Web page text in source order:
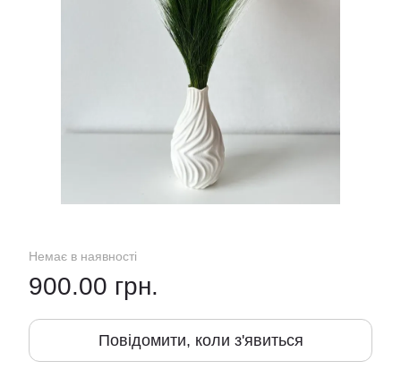
Немає в наявності
900.00 грн.
Повідомити, коли з'явиться